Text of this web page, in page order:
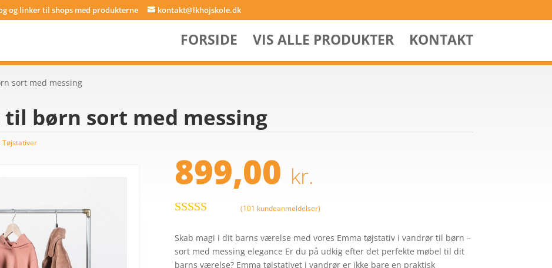
og linker til shops med produkterne kontakt@lkhojskole.dk
FORSIDE VIS ALLE PRODUKTER KONTAKT
sort med messing
til børn sort med messing
Tøjstativer
899,00 kr.
som3.7
ud af 5
baseret
(101 kundeanmeldelser)
Skab magi i dit barns værelse med vores Emma tøjstativ i vandrør til børn –
sort med messing elegance Er du på udkig efter det perfekte møbel til dit
barns værelse? Emma tøjstativet i vandrør er ikke bare en praktisk